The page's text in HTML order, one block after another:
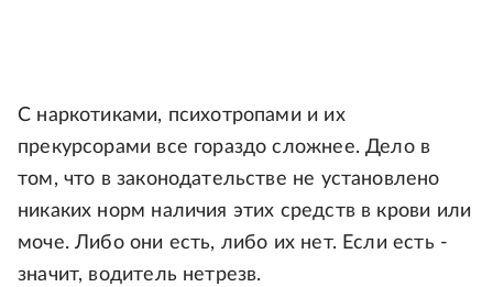
С наркотиками, психотропами и их
прекурсорами все гораздо сложнее. Дело в
том, что в законодательстве не установлено
никаких норм наличия этих средств в крови или
моче. Либо они есть, либо их нет. Если есть -
значит, водитель нетрезв.